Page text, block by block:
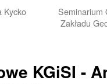
Kycko
Seminarium
Zakładu
KGiSI -